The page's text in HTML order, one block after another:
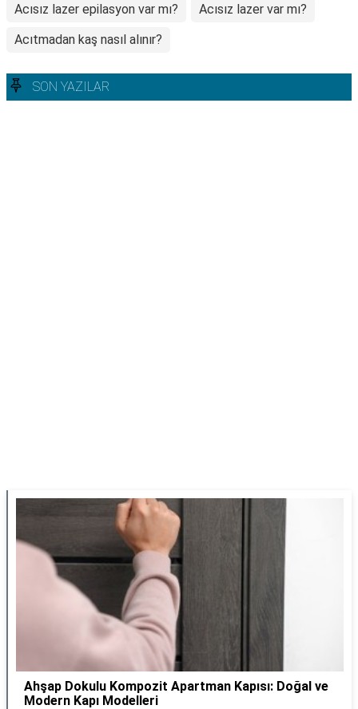
Acısız lazer epilasyon var mı?
Acısız lazer var mı?
Acıtmadan kaş nasıl alınır?
SON YAZILAR
Ahşap Dokulu Kompozit Apartman Kapısı: Doğal ve
Modern Kapı Modelleri